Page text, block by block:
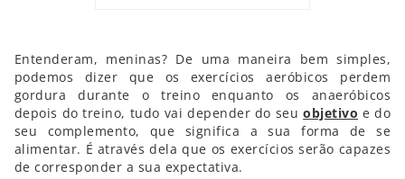
Entenderam, meninas? De uma maneira bem simples,
podemos dizer que os exercícios aeróbicos perdem
gordura durante o treino enquanto os anaeróbicos
depois do treino, tudo vai depender do seuobjetivo e do
seu complemento, que significa a sua forma de se
alimentar. É através dela que os exercícios serão capazes
de corresponder a sua expectativa.